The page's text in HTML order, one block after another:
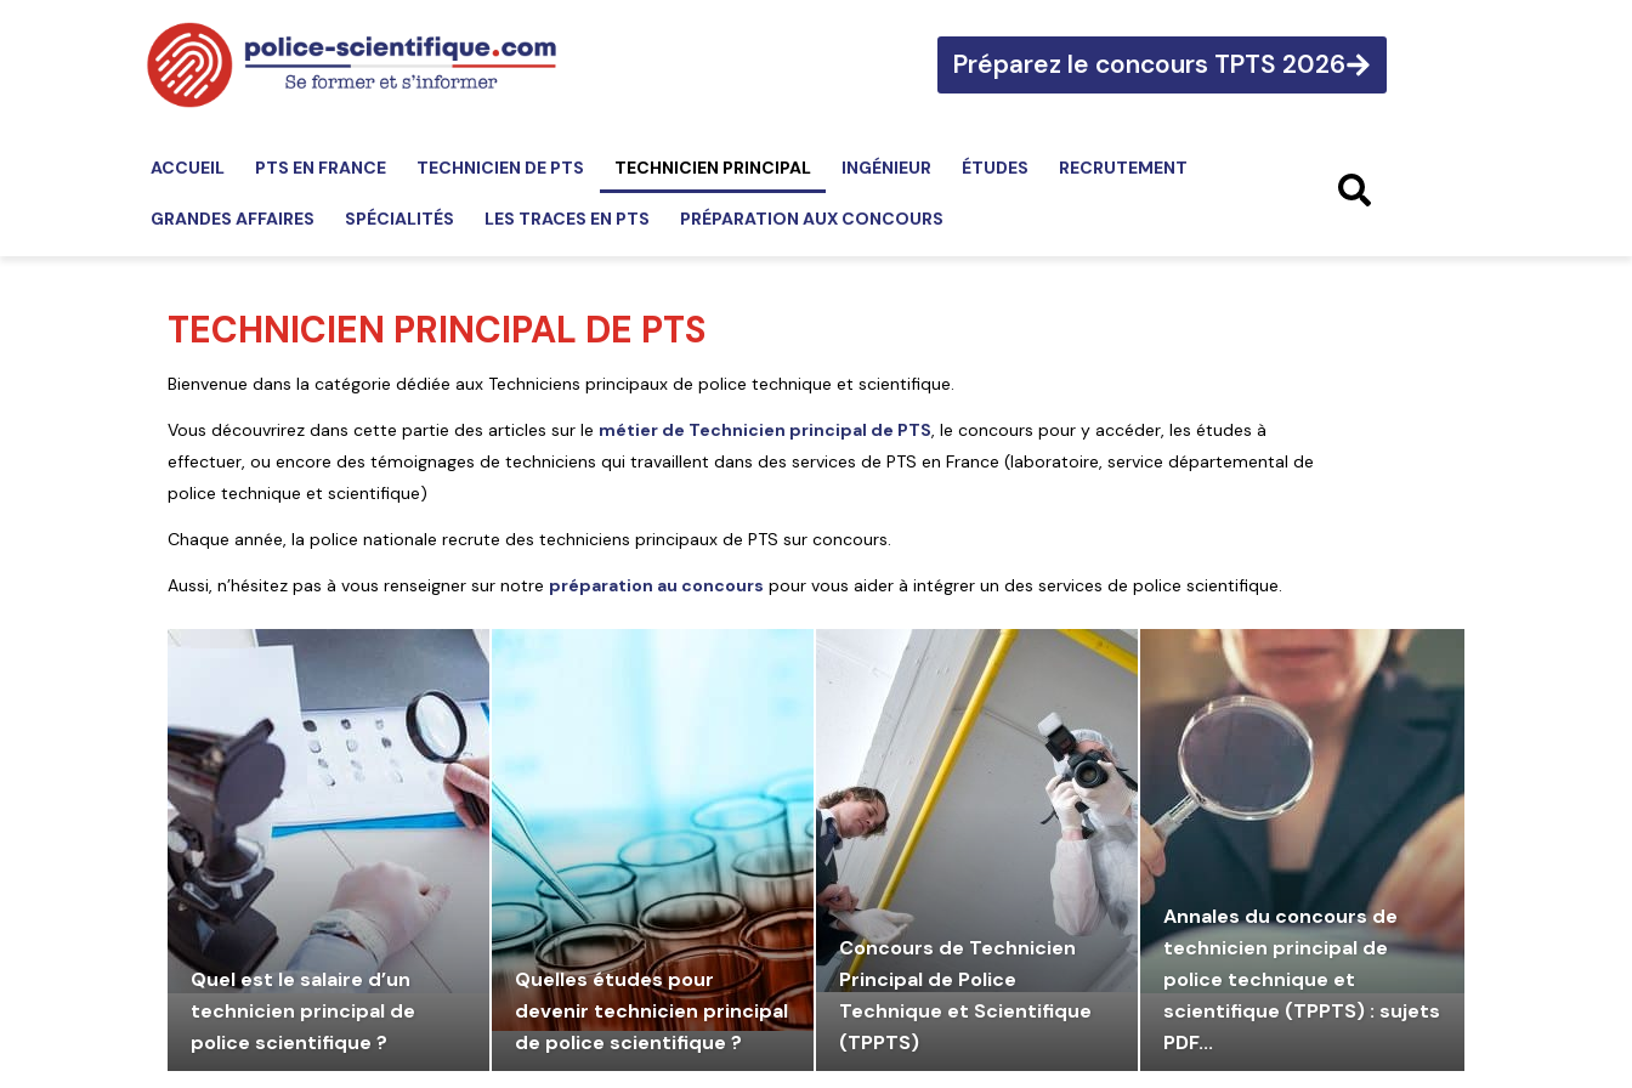
Préparez le concours TPTS 2026
ACCUEIL PTS EN FRANCE TECHNICIEN DE PTS TECHNICIEN PRINCIPAL INGÉNIEUR ÉTUDES RECRUTEMENT
GRANDES AFFAIRES SPÉCIALITÉS LES TRACES EN PTS PRÉPARATION AUX CONCOURS
TECHNICIEN PRINCIPAL DE PTS
Bienvenue dans la catégorie dédiée aux Techniciens principaux de police technique et scientifique.
Vous découvrirez dans cette partie des articles sur le métier de Technicien principal de PTS, le concours pour y accéder, les études à
effectuer, ou encore des témoignages de techniciens qui travaillent dans des services de PTS en France (laboratoire, service départemental de
police technique et scientifique)
Chaque année, la police nationale recrute des techniciens principaux de PTS sur concours.
Aussi, n’hésitez pas à vous renseigner sur notre préparation au concours pour vous aider à intégrer un des services de police scientifique.
Quel est le salaire d’un
technicien principal de
police scientifique ?
Quelles études pour
devenir technicien principal
de police scientifique ?
Concours de Technicien
Principal de Police
Technique et Scientifique
(TPPTS)
Annales du concours de
technicien principal de
police technique et
scientifique (TPPTS) : sujets
PDF...